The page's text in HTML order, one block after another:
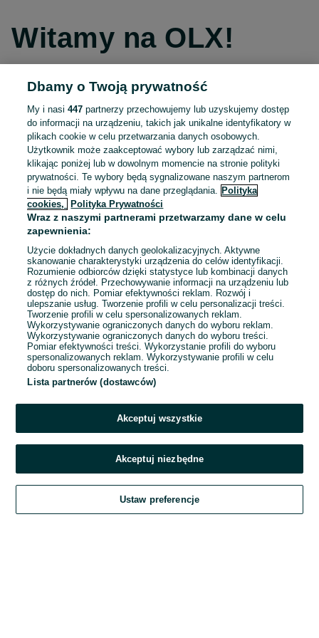
Witamy na OLX!
Kontynuuj przez Facebooka
Kontynuuj przez konto Apple
Kontynuuj przez konto Google
LUB
E-mail
Hasło
Zaloguj się
Kontynuując za pośrednictwem jednego z dostawców wskazanych powyżej,
OLX.pl w jego aktualnym brzmieniu.
Dbamy o Twoją prywatność
My i nasi447 partnerzy przechowujemy lub uzyskujemy dostęp
do informacji na urządzeniu, takich jak unikalne identyfikatory w
plikach cookie w celu przetwarzania danych osobowych.
Użytkownik może zaakceptować wybory lub zarządzać nimi,
klikając poniżej lub w dowolnym momencie na stronie polityki
prywatności. Te wybory będą sygnalizowane naszym partnerom
i nie będą miały wpływu na dane przeglądania.
Polityka
cookies,
Polityka Prywatności
Wraz z naszymi partnerami przetwarzamy dane w celu
zapewnienia:
Użycie dokładnych danych geolokalizacyjnych. Aktywne
skanowanie charakterystyki urządzenia do celów identyfikacji.
Rozumienie odbiorców dzięki statystyce lub kombinacji danych
z różnych źródeł. Przechowywanie informacji na urządzeniu lub
dostęp do nich. Pomiar efektywności reklam. Rozwój i
ulepszanie usług. Tworzenie profili w celu personalizacji treści.
Tworzenie profili w celu spersonalizowanych reklam.
Wykorzystywanie ograniczonych danych do wyboru reklam.
Wykorzystywanie ograniczonych danych do wyboru treści.
Pomiar efektywności treści. Wykorzystanie profili do wyboru
spersonalizowanych reklam. Wykorzystywanie profili w celu
doboru spersonalizowanych treści.
Lista partnerów (dostawców)
Akceptuj wszystkie
Akceptuj niezbędne
Ustaw preferencje